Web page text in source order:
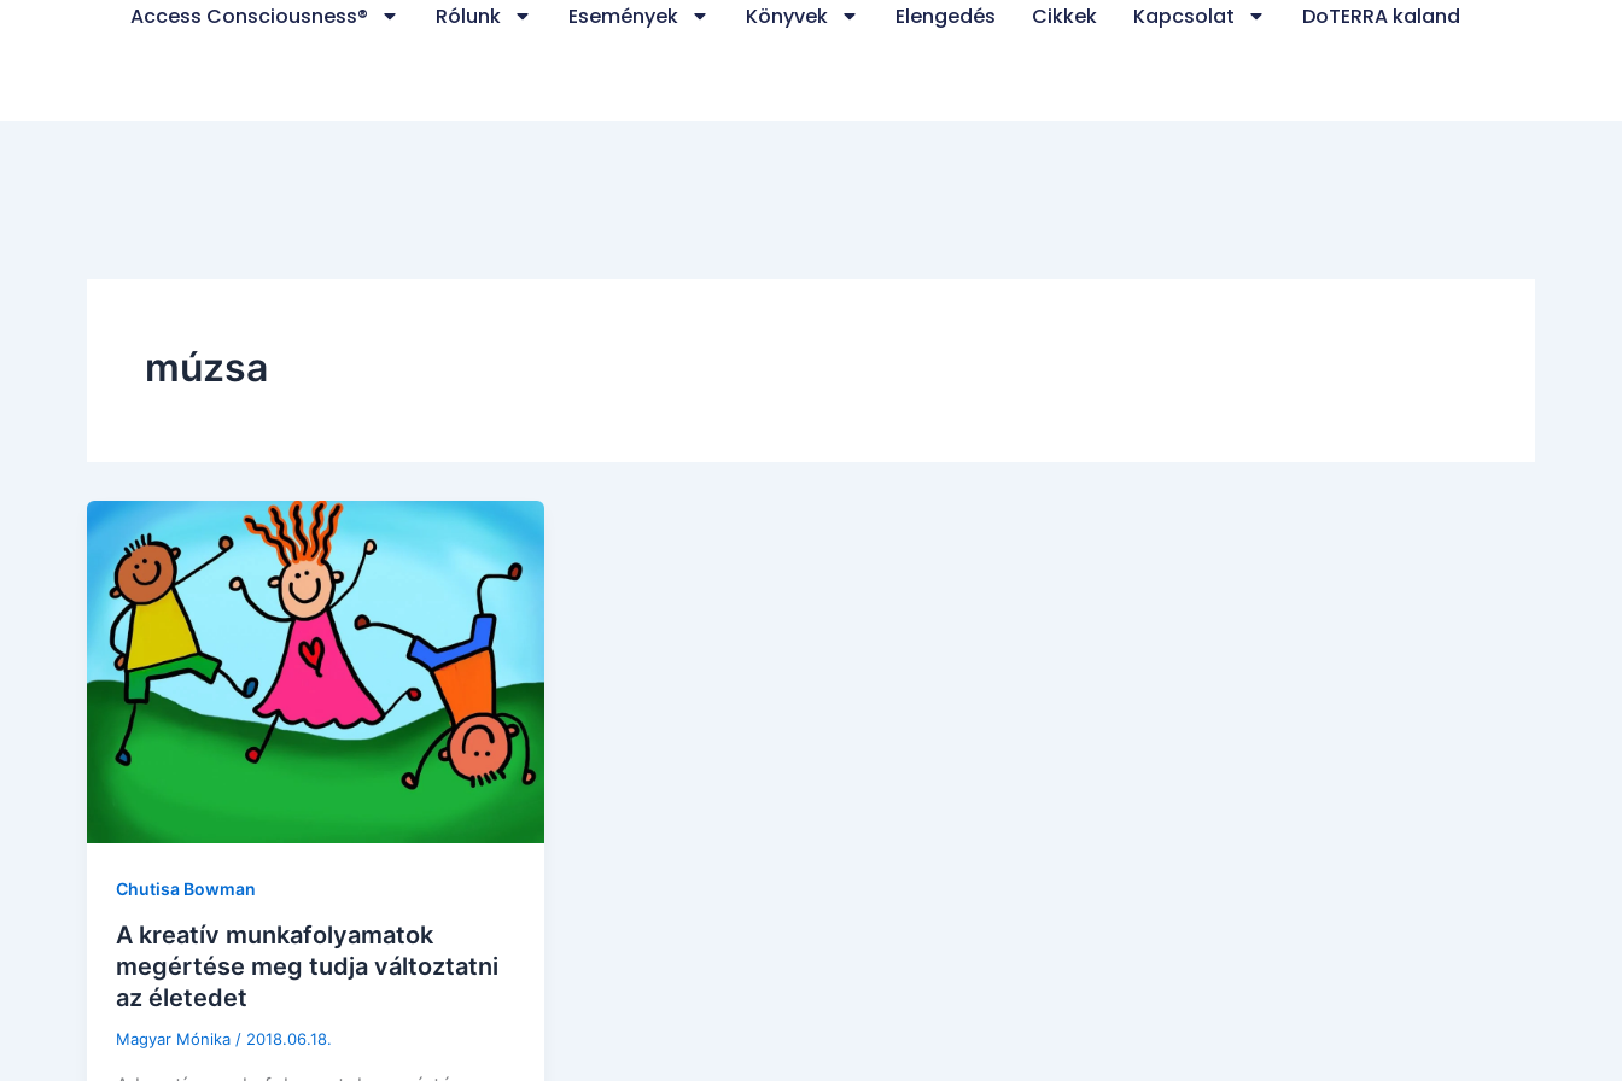
Access Consciousness® Rólunk Események Könyvek Elengedés Cikkek Kapcsolat DoTERRA kaland
múzsa
Chutisa Bowman
A kreatív munkafolyamatok
megértése meg tudja változtatni
az életedet
Magyar Mónika / 2018.06.18.